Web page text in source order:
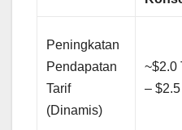
Peningkatan
Pendapatan
Tarif
(Dinamis)
~$2.0
–